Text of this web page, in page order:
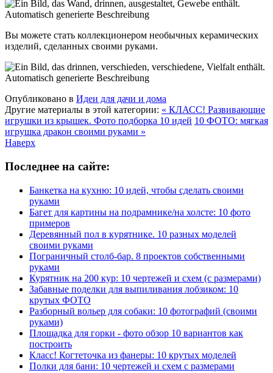
Вы можете стать коллекционером необычных керамических
изделий, сделанных своими руками.
Опубликовано в Идеи для дачи и дома
Другие материалы в этой категории: « КЛАСС! Развивающие
игрушки из крышек. Фото подборка 10 идей 10 ФОТО: мягкая
игрушка дракон своими руками »
Наверх
Последнее на сайте:
Банкетка на кухню: 10 идей, чтобы сделать своими
руками
Багет для картины на подрамнике/на холсте: 10 фото
примеров
Деревянный пол в курятнике. 10 разных моделей
своими руками
Пограничный столб-бар. 8 проектов собственными
руками
Курятник на 200 кур: 10 чертежей и схем (с размерами)
Забавные поделки для выпиливания лобзиком: 10
крутых ФОТО
Разборный вольер для собаки: 10 фотографий (своими
руками)
Площадка для горки - фото обзор 10 вариантов как
построить
Класс! Когтеточка из фанеры: 10 крутых моделей
Полки для бани: 10 чертежей и схем с размерами